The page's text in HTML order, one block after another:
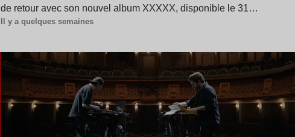
de retour avec son nouvel album XXXXX, disponible le 31…
Il y a quelques semaines
Lire l’article